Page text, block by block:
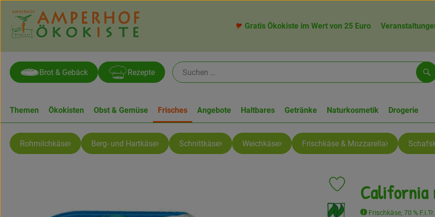
Gratis Ökokiste im Wert von 25 Euro
Brot & Gebäck Rezepte
Themen Ökokisten Obst & Gemüse Frisches Angebote Haltbares Getränke Naturkosmetik Drogerie
Rohmilchkäse Berg- und Hartkäse Schnittkäse Weichkäse Frischkäse & Mozzarella
California
Frischkäse, 70 %
Produkt zu Favouriten
, Verband: